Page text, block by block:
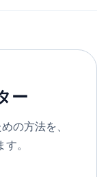
ー
の方法を、
。